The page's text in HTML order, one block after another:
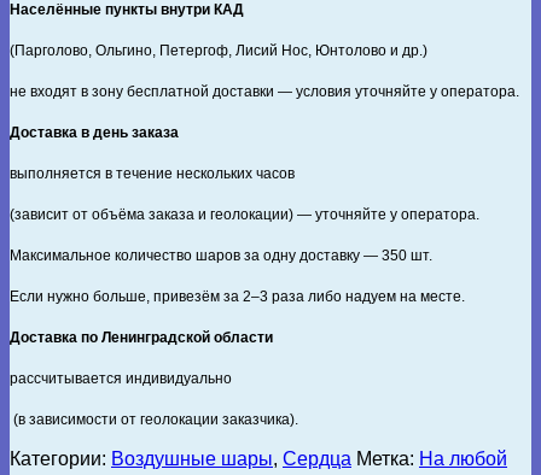
Населённые пункты внутри КАД
(Парголово, Ольгино, Петергоф, Лисий Нос, Юнтолово и др.)
не входят в зону бесплатной доставки — условия уточняйте у оператора.
Доставка в день заказа
выполняется в течение нескольких часов
(зависит от объёма заказа и геолокации) — уточняйте у оператора.
Максимальное количество шаров за одну доставку — 350 шт.
Если нужно больше, привезём за 2–3 раза либо надуем на месте.
Доставка по Ленинградской области
рассчитывается индивидуально
(в зависимости от геолокации заказчика).
Категории: Воздушные шары, Сердца Метка: На любой